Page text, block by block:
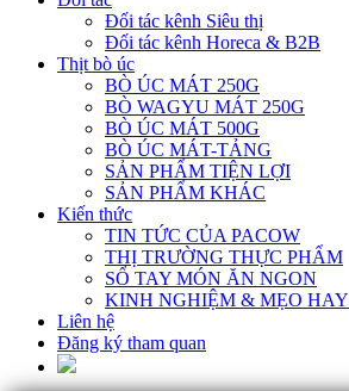
Đối tác kênh Siêu thị
Đối tác kênh Horeca & B2B
Thịt bò úc
BÒ ÚC MÁT 250G
BÒ WAGYU MÁT 250G
BÒ ÚC MÁT 500G
BÒ ÚC MÁT-TẢNG
SẢN PHẨM TIỆN LỢI
SẢN PHẨM KHÁC
Kiến thức
TIN TỨC CỦA PACOW
THỊ TRƯỜNG THỰC PHẨM
SỔ TAY MÓN ĂN NGON
KINH NGHIỆM & MẸO HAY
Liên hệ
Đăng ký tham quan